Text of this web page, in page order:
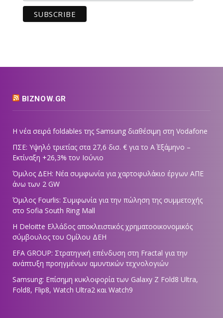
BIZNOW.GR
Η νέα σειρά foldables της Samsung διαθέσιμη στη Vodafone
ΠΣΕ: Υψηλό τριετίας στα 27,6 δισ. € για το Α΄ Εξάμηνο –
Εκτίναξη +26,3% τον Ιούνιο
Όμιλος ΔΕΗ: Νέα συμφωνία για χαρτοφυλάκιο έργων ΑΠΕ
άνω των 2 GW
Όμιλος Fourlis: Συμφωνία για την πώληση της συμμετοχής
στο Sofia South Ring Mall
Η Deloitte Ελλάδος αποκλειστικός χρηματοοικονομικός
σύμβουλος του Ομίλου ΔΕΗ
EFA GROUP: Στρατηγική επένδυση στη Fractal για την
ανάπτυξη προηγμένων αμυντικών τεχνολογιών
Samsung: Επίσημη κυκλοφορία των Galaxy Z Fold8 Ultra,
Fold8, Flip8, Watch Ultra2 και Watch9